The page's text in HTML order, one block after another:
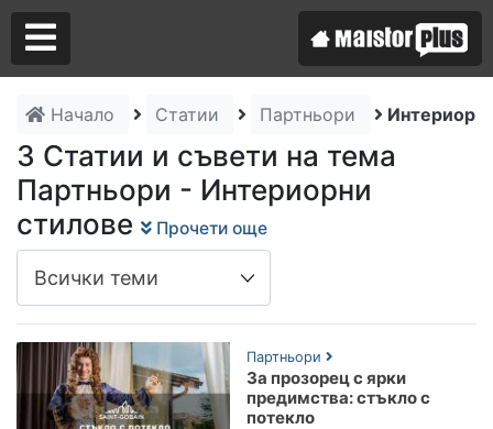
Начало Статии Партньори
3 Статии и съвети на тема
Партньори - Интериорни
стилове
Прочети още
Партньори
За прозорец с ярки
предимства: стъкло с
потекло
Аз съм майстор
Търся майстор